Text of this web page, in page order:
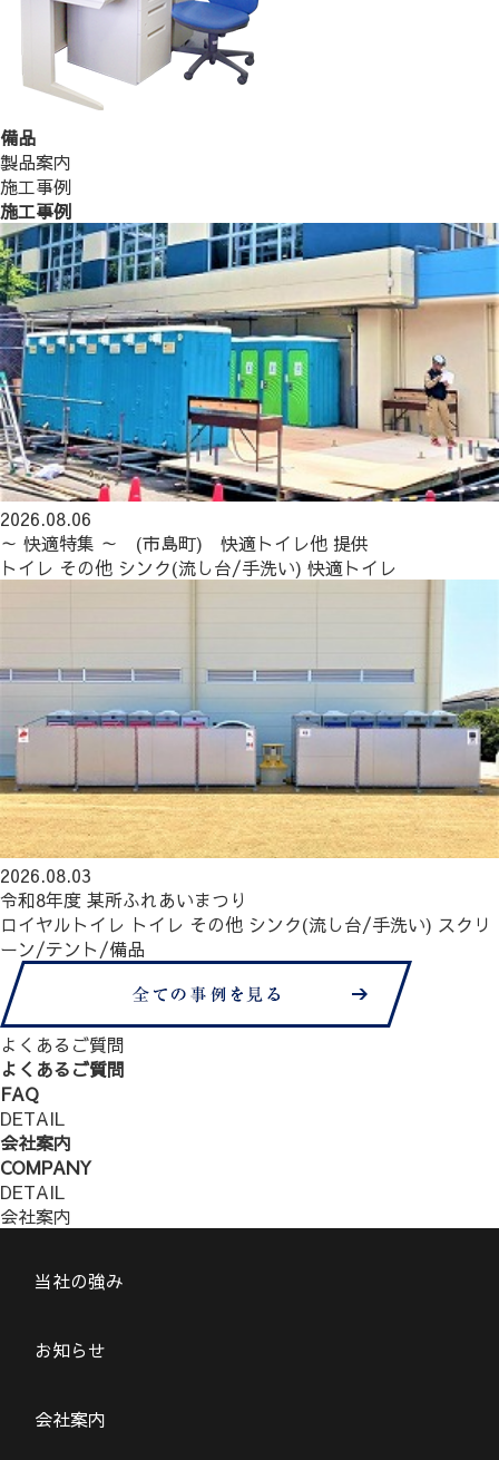
備品
製品案内
施工事例
施工事例
2026.08.06
～ 快適特集 ～ (市島町) 快適トイレ他 提供
トイレ その他 シンク(流し台/手洗い) 快適トイレ
2026.08.03
令和8年度 某所ふれあいまつり
ロイヤルトイレ トイレ その他 シンク(流し台/手洗い) スクリ
ーン/テント/備品
よくあるご質問
よくあるご質問
FAQ
DETAIL
会社案内
COMPANY
DETAIL
会社案内
当社の強み
お知らせ
会社案内